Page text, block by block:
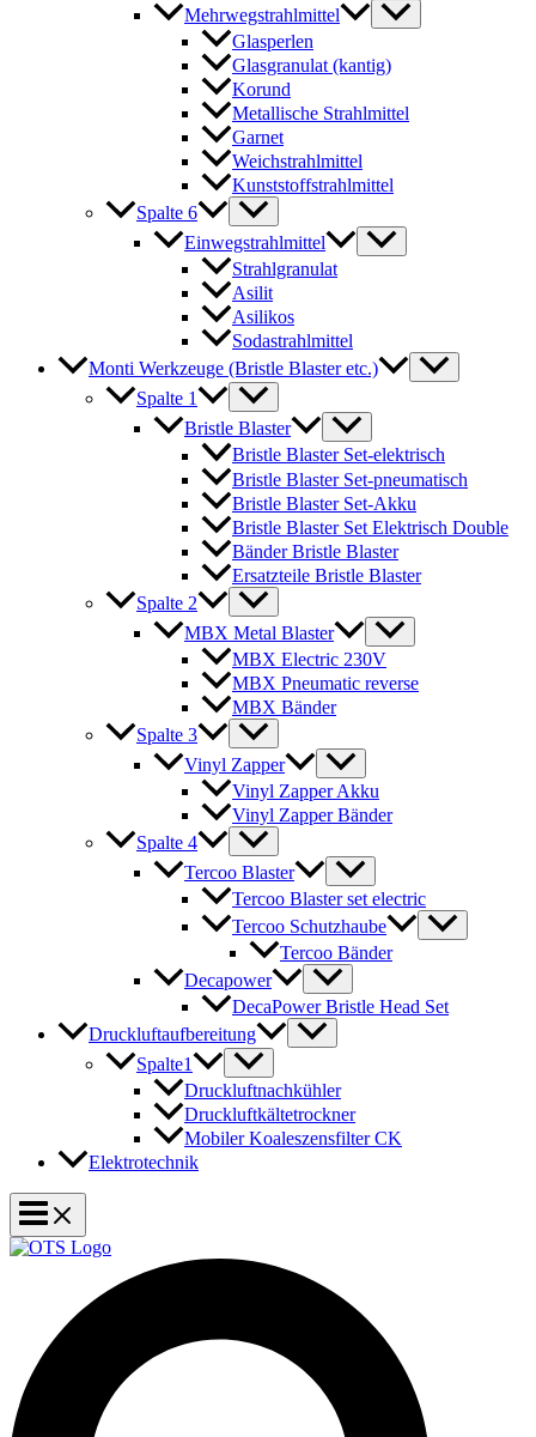
Mehrwegstrahlmittel
Glasperlen
Glasgranulat (kantig)
Korund
Metallische Strahlmittel
Garnet
Weichstrahlmittel
Kunststoffstrahlmittel
Spalte 6
Einwegstrahlmittel
Strahlgranulat
Asilit
Asilikos
Sodastrahlmittel
Monti Werkzeuge (Bristle Blaster etc.)
Spalte 1
Bristle Blaster
Bristle Blaster Set-elektrisch
Bristle Blaster Set-pneumatisch
Bristle Blaster Set-Akku
Bristle Blaster Set Elektrisch Double
Bänder Bristle Blaster
Ersatzteile Bristle Blaster
Spalte 2
MBX Metal Blaster
MBX Electric 230V
MBX Pneumatic reverse
MBX Bänder
Spalte 3
Vinyl Zapper
Vinyl Zapper Akku
Vinyl Zapper Bänder
Spalte 4
Tercoo Blaster
Tercoo Blaster set electric
Tercoo Schutzhaube
Tercoo Bänder
Decapower
DecaPower Bristle Head Set
Druckluftaufbereitung
Spalte1
Druckluftnachkühler
Druckluftkältetrockner
Mobiler Koaleszensfilter CK
Elektrotechnik